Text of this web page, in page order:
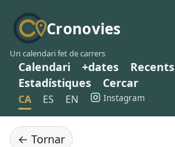
Cronovies
Un calendari fet de carrers
Calendari +dates Recents
Estadístiques
Cercar
CA ES EN Instagram
← Tornar